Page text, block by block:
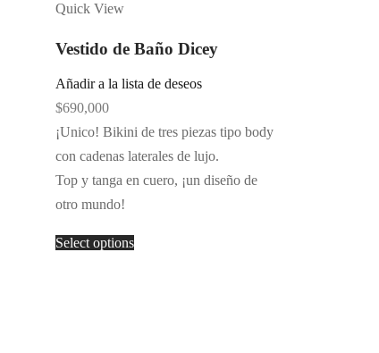
Quick View
Vestido de Baño Dicey
Añadir a la lista de deseos
$690,000
¡Unico! Bikini de tres piezas tipo body
con cadenas laterales de lujo.
Top y tanga en cuero, ¡un diseño de
otro mundo!
Select options